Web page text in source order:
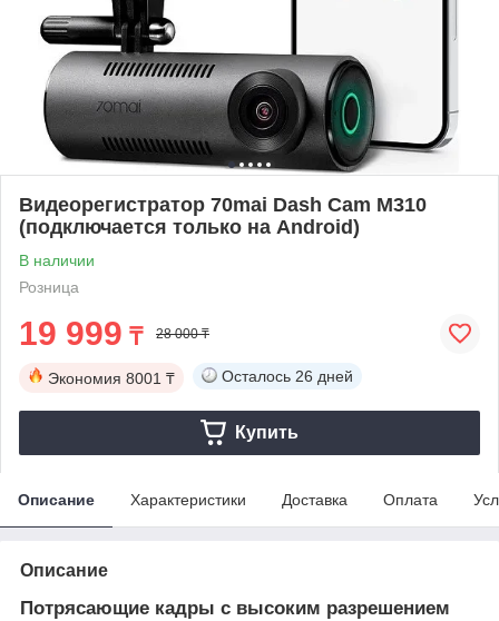
Видеорегистратор 70mai Dash Cam M310
(подключается только на Android)
В наличии
Розница
19 999 ₸ 28 000 ₸
Экономия 8001 ₸ Осталось 26 дней
Купить
Описание Характеристики Доставка Оплата
Описание
Потрясающие кадры с высоким разрешением